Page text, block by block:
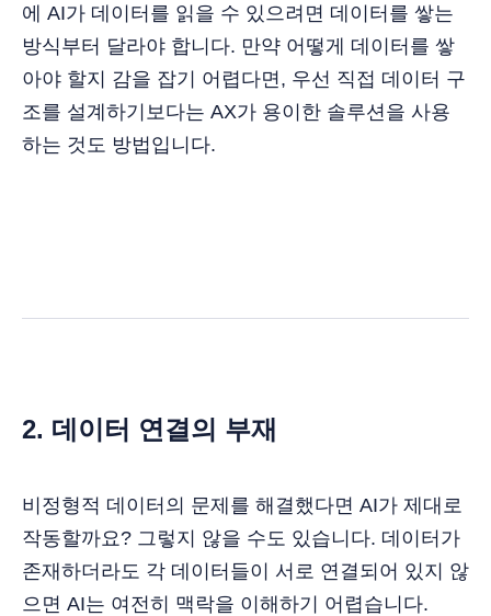
에 AI가 데이터를 읽을 수 있으려면 데이터를 쌓는
방식부터 달라야 합니다. 만약 어떻게 데이터를 쌓
아야 할지 감을 잡기 어렵다면, 우선 직접 데이터 구
조를 설계하기보다는 AX가 용이한 솔루션을 사용
하는 것도 방법입니다.
2. 데이터 연결의 부재
비정형적 데이터의 문제를 해결했다면 AI가 제대로
작동할까요? 그렇지 않을 수도 있습니다. 데이터가
존재하더라도 각 데이터들이 서로 연결되어 있지 않
으면 AI는 여전히 맥락을 이해하기 어렵습니다.